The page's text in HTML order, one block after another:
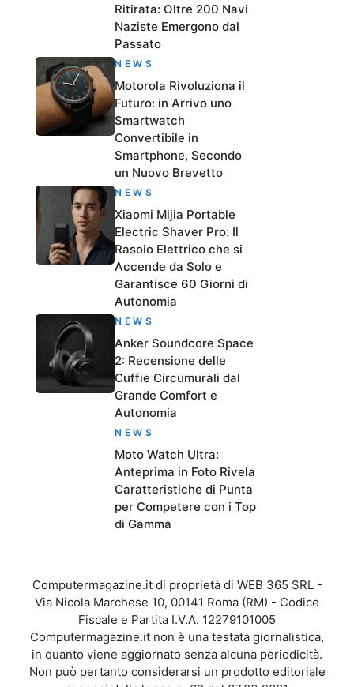
Ritirata: Oltre 200 Navi
Naziste Emergono dal
Passato
NEWS
Motorola Rivoluziona il
Futuro: in Arrivo uno
Smartwatch
Convertibile in
Smartphone, Secondo
un Nuovo Brevetto
NEWS
Xiaomi Mijia Portable
Electric Shaver Pro: Il
Rasoio Elettrico che si
Accende da Solo e
Garantisce 60 Giorni di
Autonomia
NEWS
Anker Soundcore Space
2: Recensione delle
Cuffie Circumurali dal
Grande Comfort e
Autonomia
NEWS
Moto Watch Ultra:
Anteprima in Foto Rivela
Caratteristiche di Punta
per Competere con i Top
di Gamma
Computermagazine.it di proprietà di WEB 365 SRL -
Via Nicola Marchese 10, 00141 Roma (RM) - Codice
Fiscale e Partita I.V.A. 12279101005
Computermagazine.it non è una testata giornalistica,
in quanto viene aggiornato senza alcuna periodicità.
Non può pertanto considerarsi un prodotto editoriale